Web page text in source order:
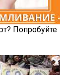
Попробуйте